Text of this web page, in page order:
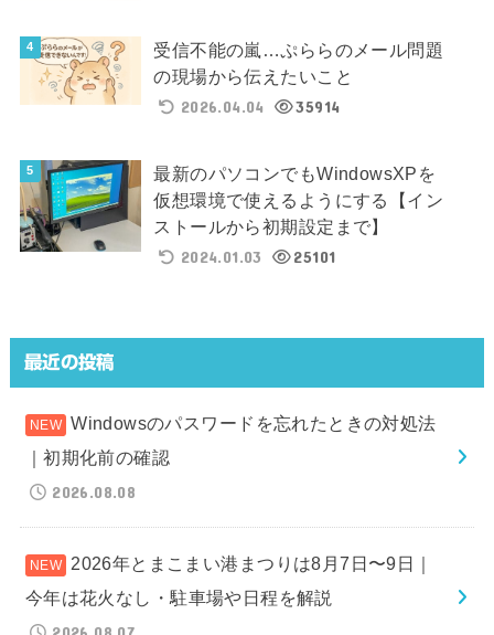
受信不能の嵐…ぷららのメール問題
の現場から伝えたいこと
2026.04.04
35914
最新のパソコンでもWindowsXPを
仮想環境で使えるようにする【イン
ストールから初期設定まで】
2024.01.03
25101
最近の投稿
Windowsのパスワードを忘れたときの対処法
｜初期化前の確認
2026.08.08
2026年とまこまい港まつりは8月7日〜9日｜
今年は花火なし・駐車場や日程を解説